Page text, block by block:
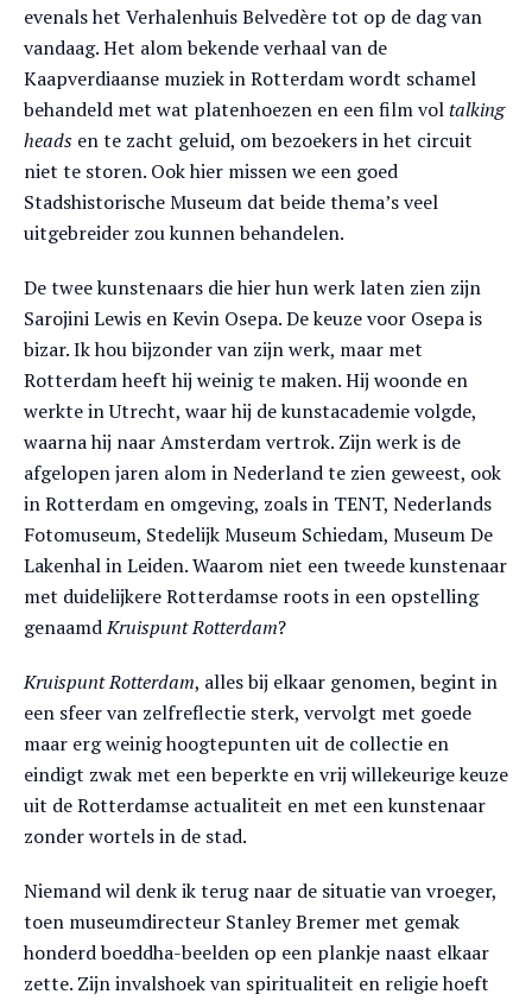
evenals het Verhalenhuis Belvedère tot op de dag van
vandaag. Het alom bekende verhaal van de
Kaapverdiaanse muziek in Rotterdam wordt schamel
behandeld met wat platenhoezen en een film voltalking
heads en te zacht geluid, om bezoekers in het circuit
niet te storen. Ook hier missen we een goed
Stadshistorische Museum dat beide thema’s veel
uitgebreider zou kunnen behandelen.
De twee kunstenaars die hier hun werk laten zien zijn
Sarojini Lewis en Kevin Osepa. De keuze voor Osepa is
bizar. Ik hou bijzonder van zijn werk, maar met
Rotterdam heeft hij weinig te maken. Hij woonde en
werkte in Utrecht, waar hij de kunstacademie volgde,
waarna hij naar Amsterdam vertrok. Zijn werk is de
afgelopen jaren alom in Nederland te zien geweest, ook
in Rotterdam en omgeving, zoals in TENT, Nederlands
Fotomuseum, Stedelijk Museum Schiedam, Museum De
Lakenhal in Leiden. Waarom niet een tweede kunstenaar
met duidelijkere Rotterdamse roots in een opstelling
genaamdKruispunt Rotterdam?
Kruispunt Rotterdam, alles bij elkaar genomen, begint in
een sfeer van zelfreflectie sterk, vervolgt met goede
maar erg weinig hoogtepunten uit de collectie en
eindigt zwak met een beperkte en vrij willekeurige keuze
uit de Rotterdamse actualiteit en met een kunstenaar
zonder wortels in de stad.
Niemand wil denk ik terug naar de situatie van vroeger,
toen museumdirecteur Stanley Bremer met gemak
honderd boeddha-beelden op een plankje naast elkaar
zette. Zijn invalshoek van spiritualiteit en religie hoeft